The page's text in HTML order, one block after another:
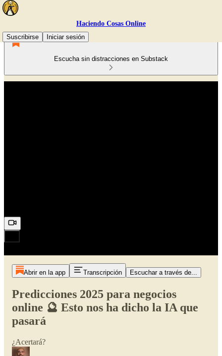
Haciendo Cosas Online
Suscribirse
Iniciar sesión
Escucha sin distracciones en Substack
Abrir en la app Transcripción Escuchar a través de...
Predicciones 2025 para negocios
online 🔮 Esto nos ha dicho la IA que
pasará
¿Acertará?